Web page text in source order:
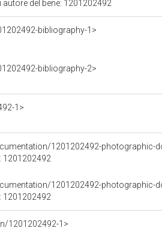
del bene: 1201202492
bibliography-1>
bibliography-2>
1>
1201202492-photographic-
1201202492
1201202492-photographic-
1201202492
1201202492-1>